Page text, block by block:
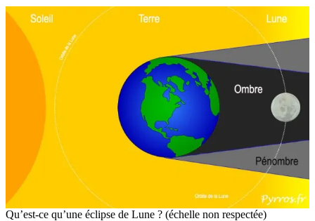
Qu’est-ce qu’une éclipse de Lune ? (échelle non respectée)